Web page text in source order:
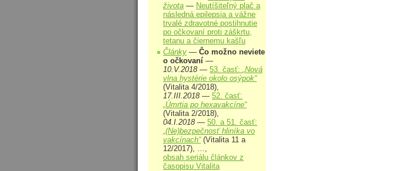
života — Neutíšiteľný plač a
následná epilepsia a vážne
trvalé zdravotné postihnutie
po očkovaní proti záškrtu,
tetanu a čiernemu kašľu
Články — Čo možno neviete
o očkovaní —
10.V.2018 — 53. časť: „Nová
vlna hystérie okolo osýpok“
(Vitalita 4/2018),
17.III.2018 — 52. časť:
„Úmrtia po hexavakcíne“
(Vitalita 2/2018),
04.I.2018 — 50. a 51. časť:
„(Ne)bezpečnosť hliníka vo
vakcínach“(Vitalita 11 a
12/2017), …,
obsah seriálu článkov z
časopisu Vitalita